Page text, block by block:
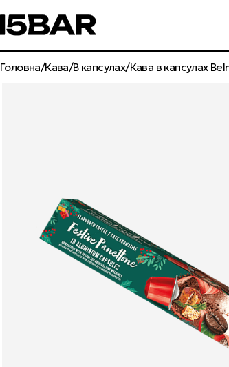
Головна Кава В капсулах Кава в капсулах